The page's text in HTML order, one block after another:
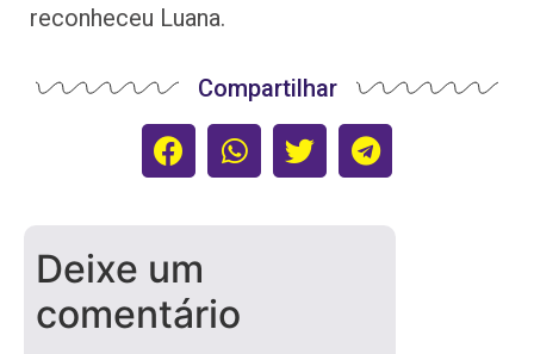
reconheceu Luana.
Compartilhar
Deixe um
comentário